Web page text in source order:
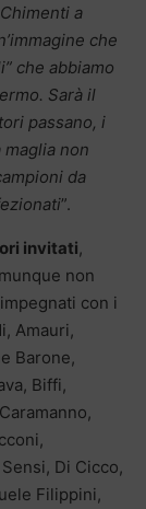
a
che
che abbiamo
Sarà il
passano, i
maglia non
da
”.
invitati,
non
con i
Amauri,
Barone,
Biffi,
Di Cicco,
Filippini,